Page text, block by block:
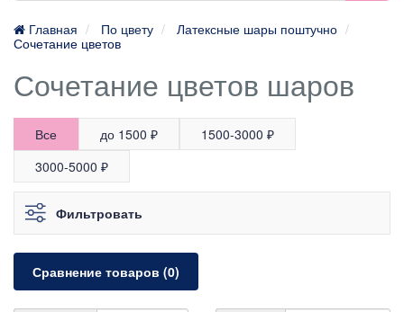
Главная По цвету
Латексные шары поштучно
Сочетание цветов
Сочетание цветов шаров
Все до 1500 ₽
1500-3000 ₽
3000-5000 ₽
Фильтровать
Сравнение товаров (0)